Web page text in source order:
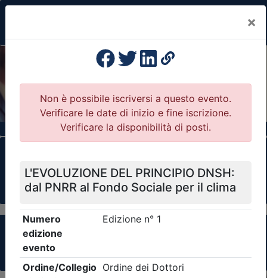
×
Previous
Il portale della formazione per Ordini e
Collegi Professionali
Clicca qui - espandi la sezione dei filtri ricerca